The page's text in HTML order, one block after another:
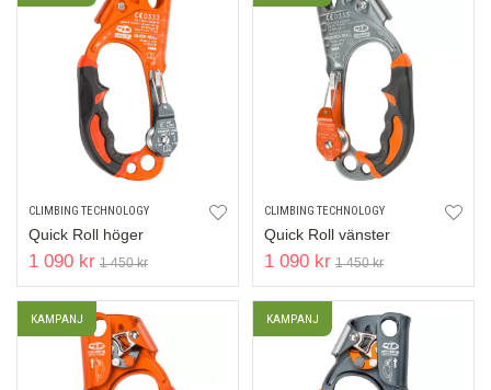
CLIMBING TECHNOLOGY
Quick Roll höger
1 090 kr 1 450 kr
CLIMBING TECHNOLOGY
Quick Roll vänster
1 090 kr 1 450 kr
KAMPANJ KAMPANJ